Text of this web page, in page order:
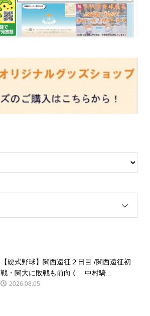
【硬式野球】関西遠征２日目 /関西遠征初
戦・関大に敗戦も前向く 中村騎...
2026.08.05